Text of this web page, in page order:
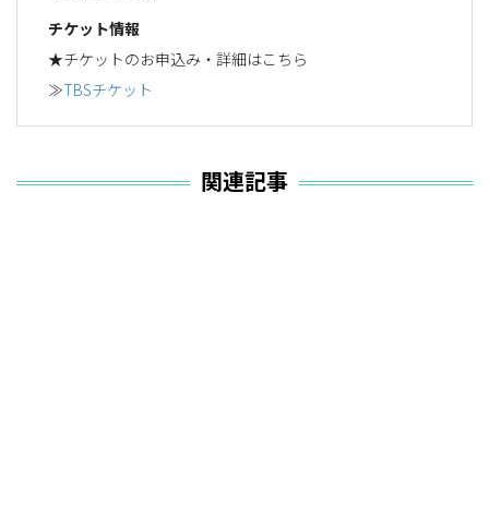
チケット情報
★チケットのお申込み・詳細はこちら
≫TBSチケット
関連記事